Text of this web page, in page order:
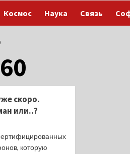
Космос Наука Связь
скоро.
или..?
которую